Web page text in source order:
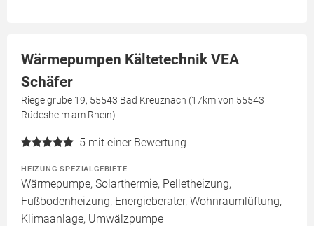
Wärmepumpen Kältetechnik VEA
Schäfer
Riegelgrube 19, 55543 Bad Kreuznach (17km von 55543
Rüdesheim am Rhein)
5 mit einer Bewertung
HEIZUNG SPEZIALGEBIETE
Wärmepumpe, Solarthermie, Pelletheizung,
Fußbodenheizung, Energieberater, Wohnraumlüftung,
Klimaanlage, Umwälzpumpe